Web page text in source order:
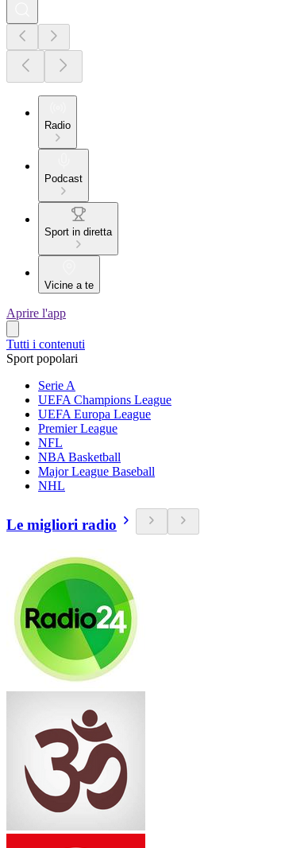
Radio
Podcast
Sport in diretta
Vicine a te
Aprire l'app
Tutti i contenuti
Sport popolari
Serie A
UEFA Champions League
UEFA Europa League
Premier League
NFL
NBA Basketball
Major League Baseball
NHL
Le migliori radio